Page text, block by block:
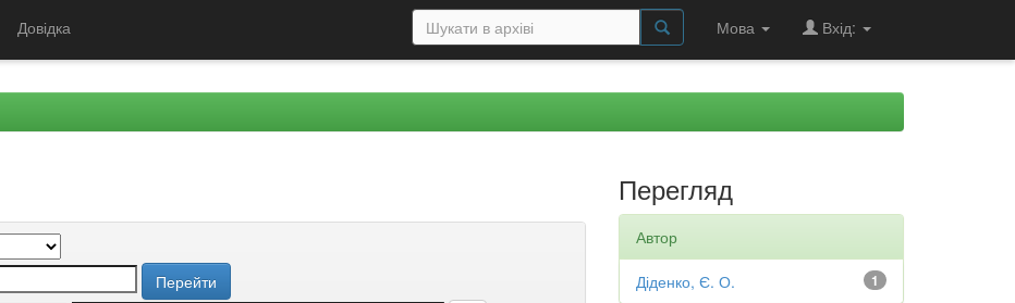
Довідка Мова Вхід:
Перегляд
Автор
1
Діденко, Є. О.